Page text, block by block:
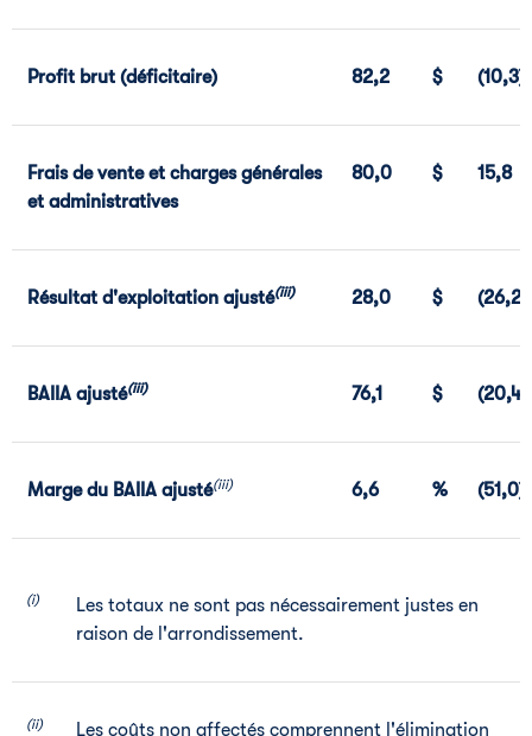
Profit brut (déficitaire) 82,2 $ (10,3)
Frais de vente et charges générales
et administratives
80,0 $ 15,8
Résultat d'exploitation ajusté(iii) 28,0 $ (26,2)
BAIIA ajusté(iii) 76,1 $ (20,4)
Marge du BAIIA ajusté(iii) 6,6 % (51,0)
(i)
Les totaux ne sont pas nécessairement justes en
raison de l'arrondissement.
(ii)
Les coûts non affectés comprennent l'élimination